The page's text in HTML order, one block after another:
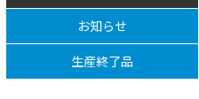
お知らせ
生産終了品